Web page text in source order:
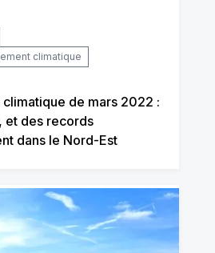
climatique
de mars 2022 :
et des records
dans le Nord-Est